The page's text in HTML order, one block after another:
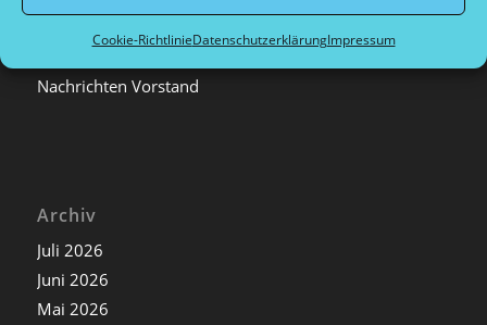
Cookie-RichtlinieDatenschutzerklärungImpressum
Nachrichten Vorstand
Archiv
Juli 2026
Juni 2026
Mai 2026